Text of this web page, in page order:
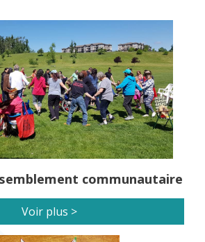
communautaire
Voir plus >